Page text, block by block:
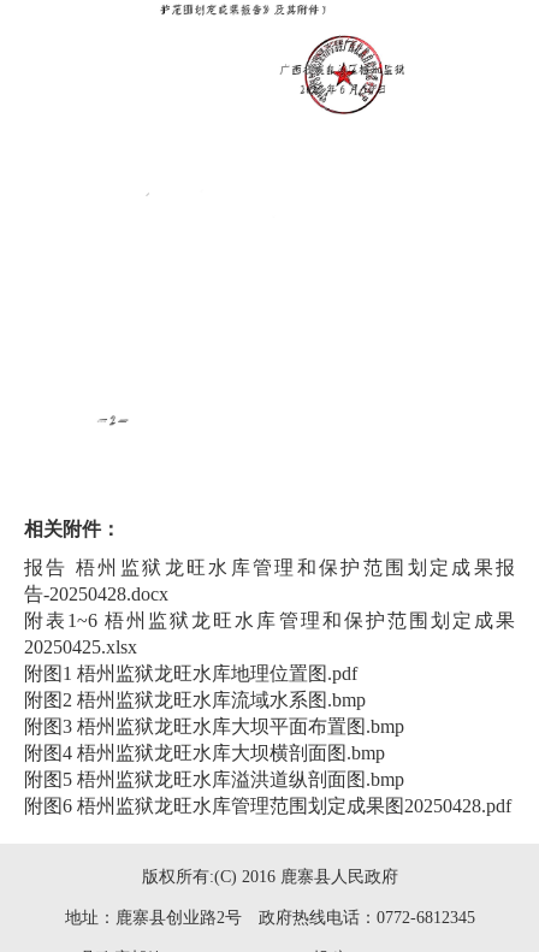
相关附件：
报告 梧州监狱龙旺水库管理和保护范围划定成果报
告-20250428.docx
附表1~6 梧州监狱龙旺水库管理和保护范围划定成果
20250425.xlsx
附图1 梧州监狱龙旺水库地理位置图.pdf
附图2 梧州监狱龙旺水库流域水系图.bmp
附图3 梧州监狱龙旺水库大坝平面布置图.bmp
附图4 梧州监狱龙旺水库大坝横剖面图.bmp
附图5 梧州监狱龙旺水库溢洪道纵剖面图.bmp
附图6 梧州监狱龙旺水库管理范围划定成果图20250428.pdf
版权所有:(C) 2016 鹿寨县人民政府
地址：鹿寨县创业路2号 政府热线电话：0772-6812345